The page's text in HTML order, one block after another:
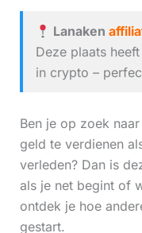
Lanaken
Deze plaats
in crypto –
Ben je op zoek
geld te verdienen
verleden? Dan is
als je net begint of
ontdek je hoe
gestart.